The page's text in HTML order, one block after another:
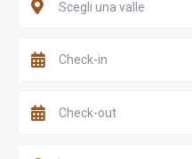
Scegli una valle